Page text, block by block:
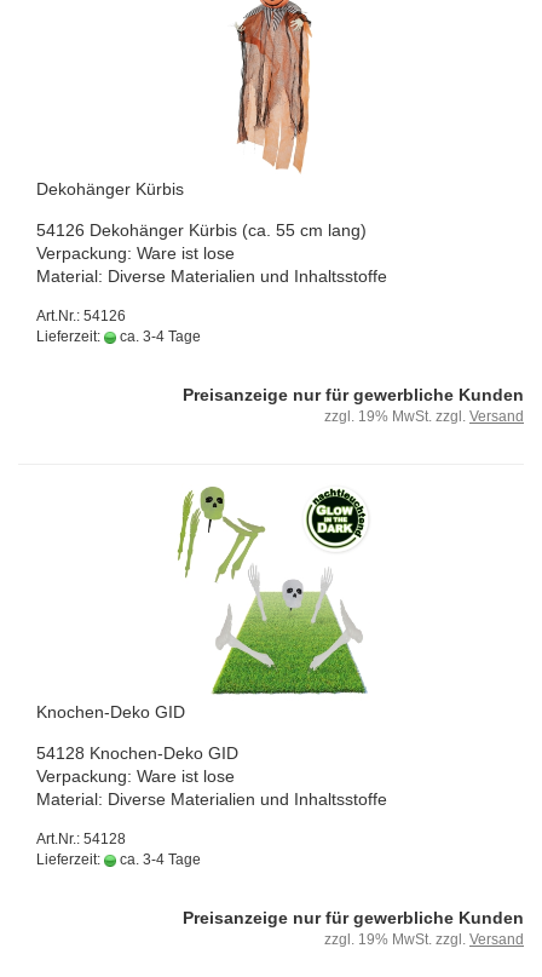
De­ko­hän­ger Kür­bis
54126 De­ko­hän­ger Kür­bis (ca. 55 cm lang)
Ver­pa­ckung: Ware ist lose
Ma­te­ri­al: Di­ver­se Ma­te­ria­li­en und In­halts­stof­fe
Art.Nr.: 54126
Lieferzeit:
ca. 3-4 Tage
Preisanzeige nur für gewerbliche Kunden
zzgl. 19% MwSt. zzgl. Versand
Knochen-​​Deko GID
54128 Knochen-​Deko GID
Ver­pa­ckung: Ware ist lose
Ma­te­ri­al: Di­ver­se Ma­te­ria­li­en und In­halts­stof­fe
Art.Nr.: 54128
Lieferzeit:
ca. 3-4 Tage
Preisanzeige nur für gewerbliche Kunden
zzgl. 19% MwSt. zzgl. Versand